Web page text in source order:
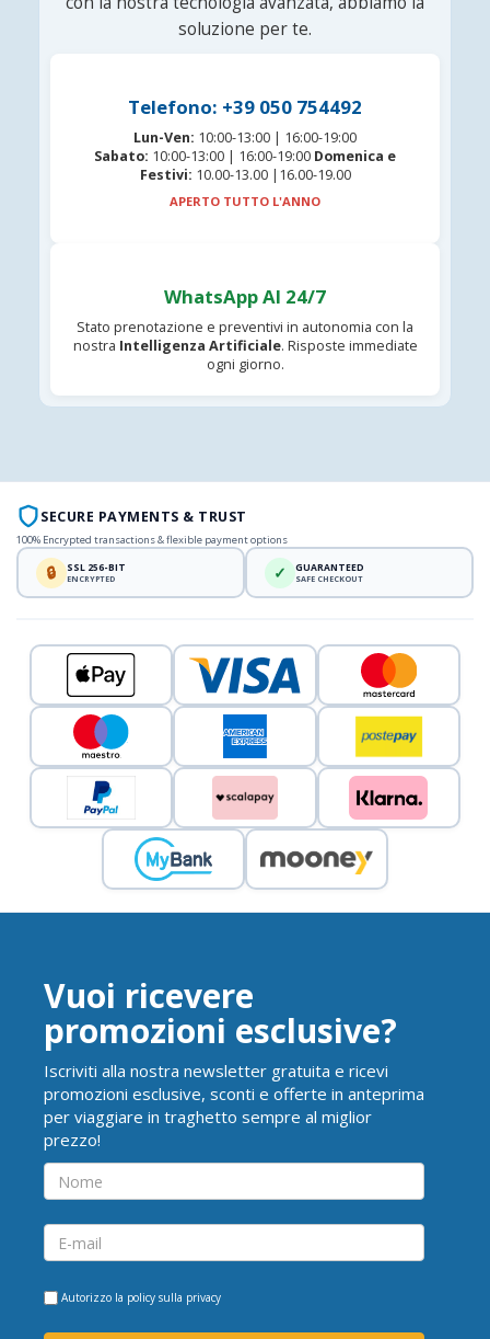
soluzione per te.
Telefono: +39 050 754492
Lun-Ven: 10:00-13:00 | 16:00-19:00
Sabato: 10:00-13:00 | 16:00-19:00 Domenica e
Festivi: 10.00-13.00 |16.00-19.00
APERTO TUTTO L'ANNO
WhatsApp AI 24/7
Stato prenotazione e preventivi in autonomia con la
nostra Intelligenza Artificiale. Risposte immediate
ogni giorno.
SECURE PAYMENTS & TRUST
100% Encrypted transactions & flexible payment options
🔒 SSL 256-BIT
ENCRYPTED ✓ GUARANTEED
SAFE CHECKOUT
Vuoi ricevere
promozioni esclusive?
Iscriviti alla nostra newsletter gratuita e ricevi
promozioni esclusive, sconti e offerte in anteprima
per viaggiare in traghetto sempre al miglior
prezzo!
Autorizzo la policy sulla privacy